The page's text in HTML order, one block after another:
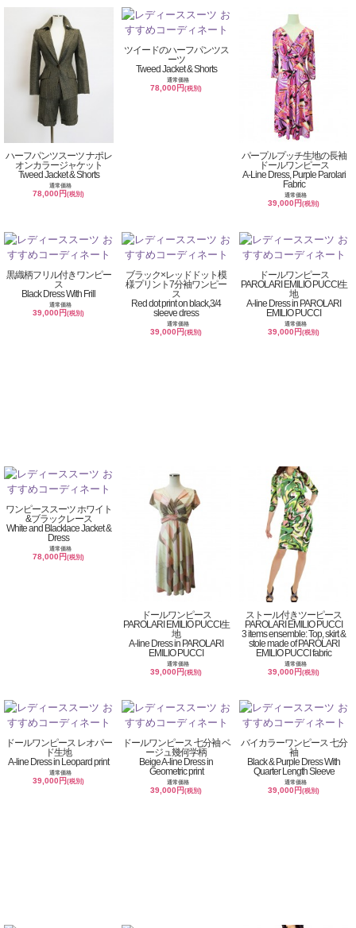
ハーフパンツスーツ ナポレ
オンカラージャケット
Tweed Jacket & Shorts
通常価格
78,000円(税別)
ツイードのハーフパンツス
ーツ
Tweed Jacket & Shorts
通常価格
78,000円(税別)
パープルプッチ生地の長袖
ドールワンピース
A-Line Dress, Purple Parolari
Fabric
通常価格
39,000円(税別)
黒織柄フリル付きワンピー
ス
Black Dress With Frill
通常価格
39,000円(税別)
ブラック×レッドドット模
様プリント7分袖ワンピー
ス
Red dot print on black,3/4
sleeve dress
通常価格
39,000円(税別)
ドールワンピース
PAROLARI EMILIO PUCCI生
地
A-line Dress in PAROLARI
EMILIO PUCCI
通常価格
39,000円(税別)
ワンピーススーツ ホワイト
&ブラックレース
White and Blacklace Jacket &
Dress
通常価格
78,000円(税別)
ドールワンピース
PAROLARI EMILIO PUCCI生
地
A-line Dress in PAROLARI
EMILIO PUCCI
通常価格
39,000円(税別)
ストール付きツーピース
PAROLARI EMILIO PUCCI
3 items ensemble: Top, skirt &
stole made of PAROLARI
EMILIO PUCCI fabric
通常価格
39,000円(税別)
ドールワンピース レオパー
ド生地
A-line Dress in Leopard print
通常価格
39,000円(税別)
ドールワンピース 七分袖 ベ
ージュ幾何学柄
Beige A-line Dress in
Geometric print
通常価格
39,000円(税別)
バイカラーワンピース 七分
袖
Black & Purple Dress With
Quarter Length Sleeve
通常価格
39,000円(税別)